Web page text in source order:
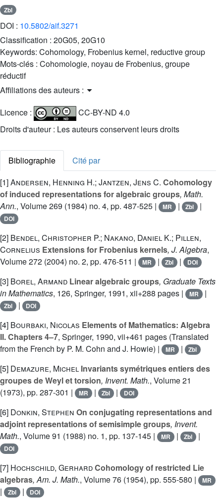
Zbl
DOI : 10.5802/aif.3271
Classification : 20G05, 20G10
Keywords: Cohomology, Frobenius kernel, reductive group
Mots-clés : Cohomologie, noyau de Frobenius, groupe
réductif
Affiliations des auteurs :
Licence :
CC-BY-ND 4.0
Droits d'auteur : Les auteurs conservent leurs droits
Bibliographie
Cité par
[1]Andersen, Henning H.; Jantzen, Jens C. Cohomology
of induced representations for algebraic groups, Math.
Ann., Volume 269 (1984) no. 4, pp. 487-525 | MR | Zbl |
DOI
[2] Bendel, Christopher P.; Nakano, Daniel K.; Pillen,
Cornelius Extensions for Frobenius kernels, J. Algebra,
Volume 272 (2004) no. 2, pp. 476-511 | MR | Zbl | DOI
[3] Borel, Armand Linear algebraic groups, Graduate Texts
in Mathematics, 126, Springer, 1991, xii+288 pages | MR |
Zbl | DOI
[4] Bourbaki, Nicolas Elements of Mathematics: Algebra
II. Chapters 4–7, Springer, 1990, vii+461 pages (Translated
from the French by P. M. Cohn and J. Howie) |
MR | Zbl
[5] Demazure, Michel Invariants symétriques entiers des
groupes de Weyl et torsion, Invent. Math., Volume 21
(1973), pp. 287-301 |
MR | Zbl | DOI
[6] Donkin, Stephen On conjugating representations and
adjoint representations of semisimple groups, Invent.
Math., Volume 91 (1988) no. 1, pp. 137-145 | MR | Zbl |
DOI
[7] Hochschild, GerhardCohomology of restricted Lie
algebras, Am. J. Math., Volume 76 (1954), pp. 555-580 | MR
| Zbl | DOI